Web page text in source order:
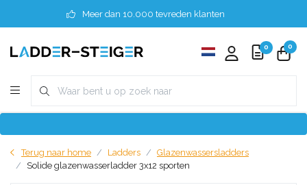
Meer dan 10.000 tevreden klanten
0 0
Terug naar home Ladders
Glazenwassersladders
Solide glazenwasserladder 3x12 sporten